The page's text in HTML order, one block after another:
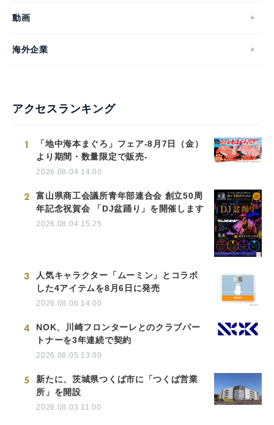
動画
海外企業
アクセスランキング
1
「地中海本まぐろ」フェア-8月7日（金）
より期間・数量限定で販売-
2026.08.04 14:00
2
富山県商工会議所青年部連合会 創立50周
年記念祝賀会 「DJ盆踊り」を開催します
2026.08.04 15:25
3
人気キャラクター「ムーミン」とコラボ
した4アイテムを8月6日に発売
2026.08.06 14:00
4
NOK、川崎フロンターレとのクラブパー
トナーを3年連続で契約
2026.08.05 13:00
5
新たに、茨城県つくば市に「つくば営業
所」を開設
2026.08.03 11:00